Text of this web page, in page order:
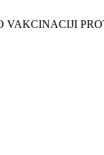
VAKCINACIJI